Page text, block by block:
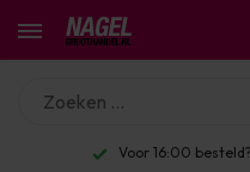
Enorm